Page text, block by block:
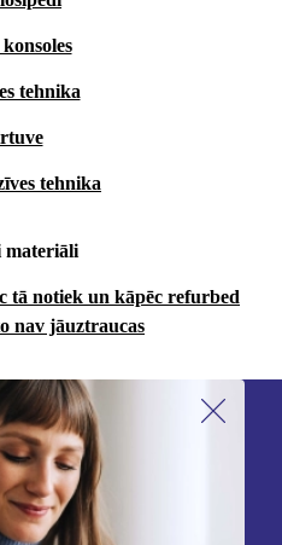
tehnika
tehnika
materiāli
tā notiek un kāpēc refurbed
nav jāuztraucas
jaunumu
garām nevienu